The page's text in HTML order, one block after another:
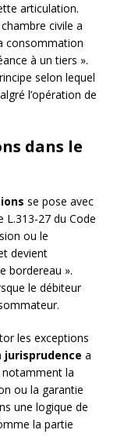
articulation.
civile a
consommation
à un tiers ».
selon lequel
l’opération de
dans le
se pose avec
L.313-27 du Code
ou le
devient
bordereau ».
le débiteur
les exceptions
jurisprudence a
notamment la
ou la garantie
une logique de
la partie